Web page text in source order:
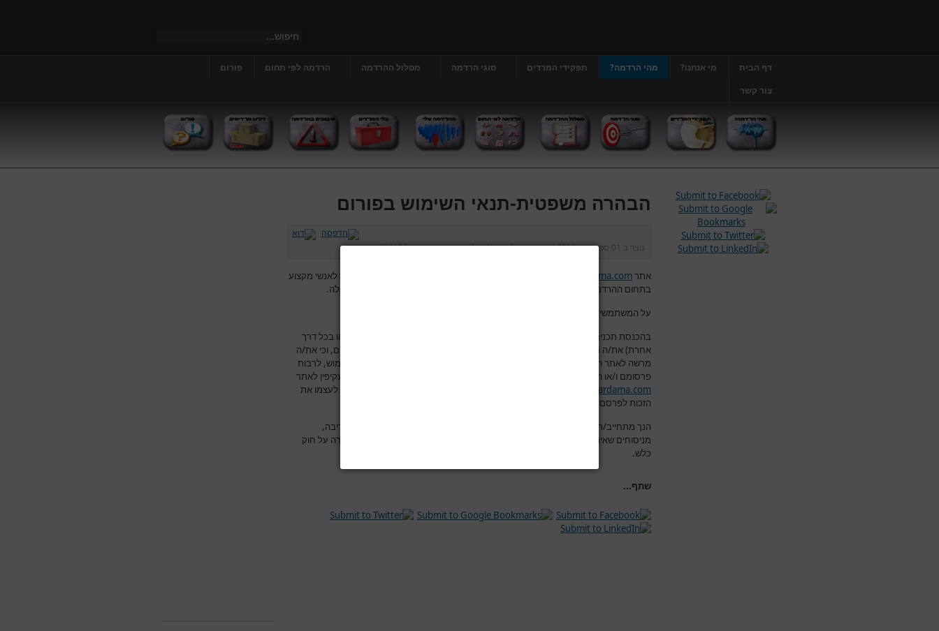
דף הבית מי אנחנו? מהי הרדמה? תפקידי המרדים סוגי הרדמה מסלול ההרדמה הרדמה לפי תחום
פורום
צור קשר
הבהרה משפטית-תנאי השימוש בפורום
נוצר ב 01 ספטמבר 2013 נכתב על ידידר' גרג'י יונתן כניסות:404103
אתר www.hardama.com
מאפשר לגולשים להשתמש בפורום לצורך העלאת שאלות לאנשי מקצוע
בתחום ההרדמה והמהלך סביב הניתוח ולפתח דיון בין הגולשים לבין עצמם בנושאים אלה.
על המשתמשים בפורום למסור מידע שהוא למיטב ידיעתם אמיתי, נכון ומדויק.
בהכנסת תכנים לאתר
(בפורום, תגובות מאמרים, יצירת קשר או בכל דרך
אחרת) את/ה מצהיר/ה בזאת במפורש כי הינך בעל/ת מלוא זכויות הקניין הרוחני בתכנים, וכי את/ה
מרשה לאתר www.hardama.com
בעצם הכנסת התכנים לאתר, לעשות בהם כל שימוש, לרבות
פרסומם ו/או הסרתם מהאתר ו/או פרסומם בכל מדיה אחרת הקשורה במישרין ו/או בעקיפין לאתר
www.hardama.com
שומר לעצמו את
הזכות לפרסם מידע זה, באופן מלא, באופן חלקי או לא לפרסמו כלל
הנך מתחייב/ת שבהוספת הודעה לפורום, תוכן ההודעה יהיה נקי מהשמצות, מהוצאת דיבה,
מניסוחים שאינם ראויים, מפרסומות ומהתקפות אישיות. ושלא יהיה בהודעה משום עבירה על חוק
כלש.
שתף...